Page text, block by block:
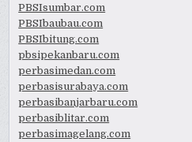
PBSIsumbar.com
PBSIbaubau.com
PBSIbitung.com
pbsipekanbaru.com
perbasimedan.com
perbasisurabaya.com
perbasibanjarbaru.com
perbasiblitar.com
perbasimagelang.com